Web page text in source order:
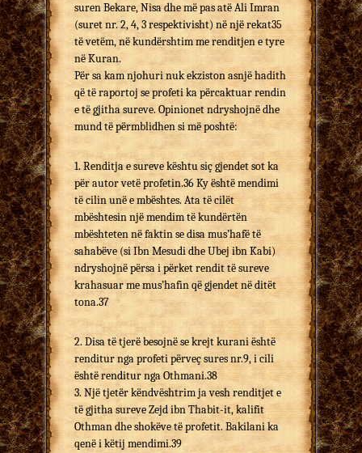
suren Bekare, Nisa dhe më pas atë Ali Imran
(suret nr. 2, 4, 3 respektivisht) në një rekat35
të vetëm, në kundërshtim me renditjen e tyre
në Kuran.
Për sa kam njohuri nuk ekziston asnjë hadith
që të raportoj se profeti ka përcaktuar rendin
e të gjitha sureve. Opinionet ndryshojnë dhe
mund të përmblidhen si më poshtë:
1. Renditja e sureve kështu siç gjendet sot ka
për autor vetë profetin.36 Ky është mendimi
të cilin unë e mbështes. Ata të cilët
mbështesin një mendim të kundërtën
mbështeten në faktin se disa mus’hafë të
sahabëve (si Ibn Mesudi dhe Ubej ibn Kabi)
ndryshojnë përsa i përket rendit të sureve
krahasuar me mus’hafin që gjendet në ditët
tona.37
2. Disa të tjerë besojnë se krejt kurani është
renditur nga profeti përveç sures nr.9, i cili
është renditur nga Othmani.38
3. Një tjetër këndvështrim ja vesh renditjet e
të gjitha sureve Zejd ibn Thabit-it, kalifit
Othman dhe shokëve të profetit. Bakilani ka
qenë i këtij mendimi.39